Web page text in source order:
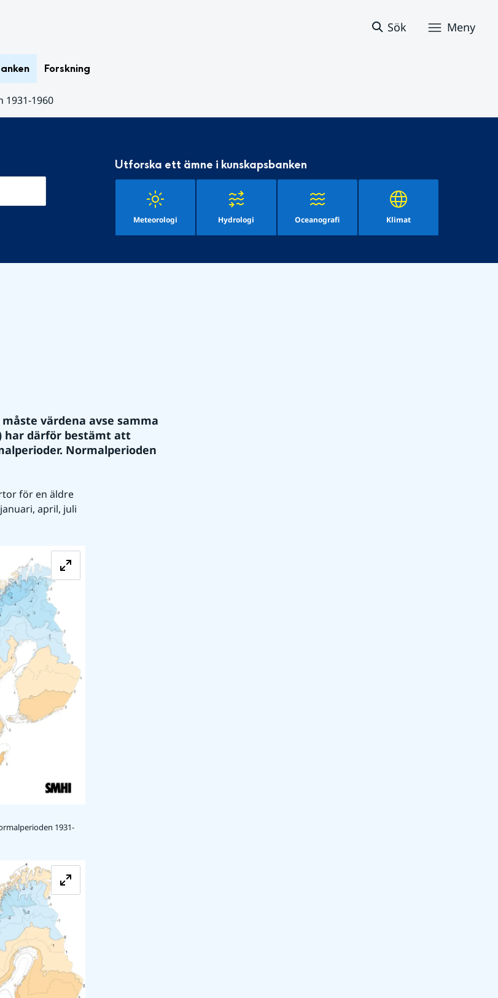
Sök Meny
Forskning
1931-1960
Utforska ett ämne i kunskapsbanken
Meteorologi Hydrologi Oceanografi Klimat
värdena avse samma
har därför bestämt att
Normalperioden
för en äldre
april, juli
1931-